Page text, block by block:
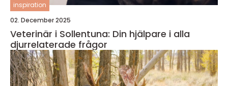
inspiration
02. December 2025
Veterinär i Sollentuna: Din hjälpare i alla
djurrelaterade frågor